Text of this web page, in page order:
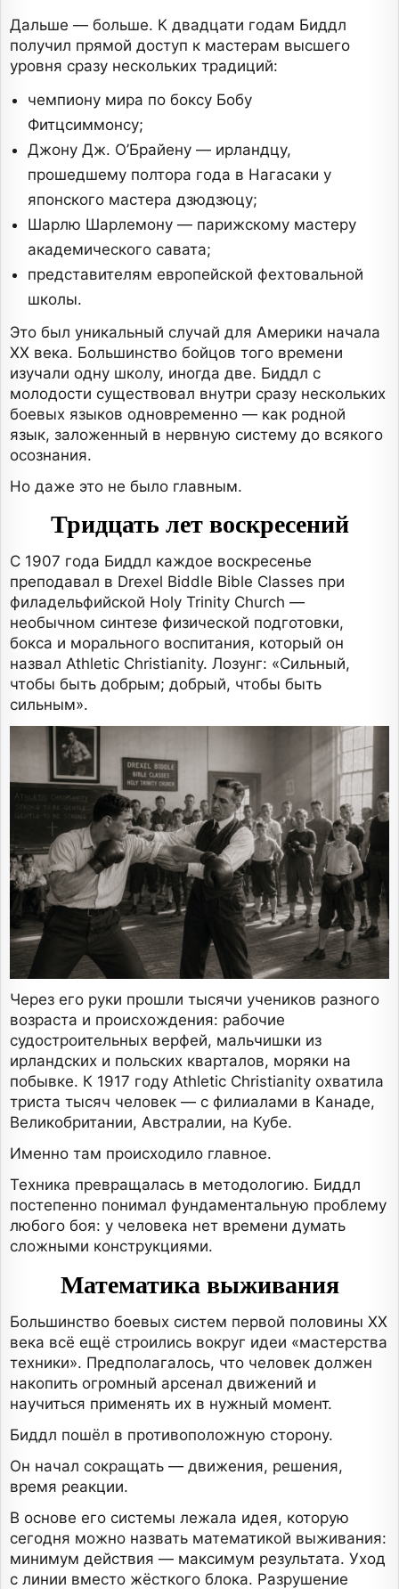
Дальше — больше. К двадцати годам Биддл
получил прямой доступ к мастерам высшего
уровня сразу нескольких традиций:
чемпиону мира по боксу Бобу
Фитцсиммонсу;
Джону Дж. О’Брайену — ирландцу,
прошедшему полтора года в Нагасаки у
японского мастера дзюдзюцу;
Шарлю Шарлемону — парижскому мастеру
академического савата;
представителям европейской фехтовальной
школы.
Это был уникальный случай для Америки начала
XX века. Большинство бойцов того времени
изучали одну школу, иногда две. Биддл с
молодости существовал внутри сразу нескольких
боевых языков одновременно — как родной
язык, заложенный в нервную систему до всякого
осознания.
Но даже это не было главным.
Тридцать лет воскресений
С 1907 года Биддл каждое воскресенье
преподавал в Drexel Biddle Bible Classes при
филадельфийской Holy Trinity Church —
необычном синтезе физической подготовки,
бокса и морального воспитания, который он
назвал Athletic Christianity. Лозунг: «Сильный,
чтобы быть добрым; добрый, чтобы быть
сильным».
Через его руки прошли тысячи учеников разного
возраста и происхождения: рабочие
судостроительных верфей, мальчишки из
ирландских и польских кварталов, моряки на
побывке. К 1917 году Athletic Christianity охватила
триста тысяч человек — с филиалами в Канаде,
Великобритании, Австралии, на Кубе.
Именно там происходило главное.
Техника превращалась в методологию. Биддл
постепенно понимал фундаментальную проблему
любого боя: у человека нет времени думать
сложными конструкциями.
Математика выживания
Большинство боевых систем первой половины XX
века всё ещё строились вокруг идеи «мастерства
техники». Предполагалось, что человек должен
накопить огромный арсенал движений и
научиться применять их в нужный момент.
Биддл пошёл в противоположную сторону.
Он начал сокращать — движения, решения,
время реакции.
В основе его системы лежала идея, которую
сегодня можно назвать математикой выживания:
минимум действия — максимум результата. Уход
с линии вместо жёсткого блока. Разрушение